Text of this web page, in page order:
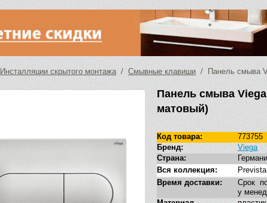
Инсталляции скрытого монтажа/ Смывные клавиши / Панель смыва
Панель смыва
матовый)
Код товара:
773755
Бренд:
Viega
Страна:
Вся коллекция:
Время доставки:
Срок
у